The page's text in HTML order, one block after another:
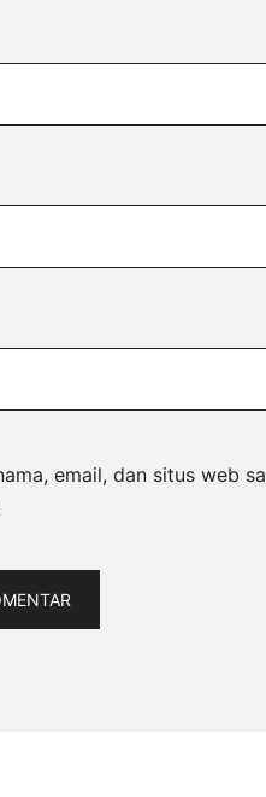
email, dan situs web